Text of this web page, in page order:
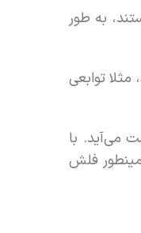
به طور
توابعی
می‌آید. با
فلش